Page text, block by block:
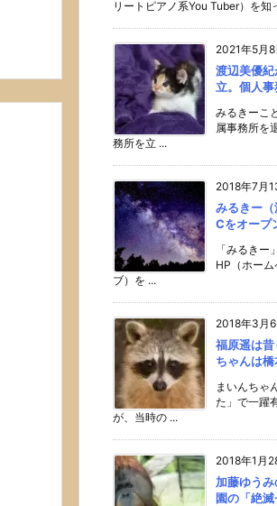
リートピアノ系You Tuber）を知
2021年5月8
渡辺美優
立。個人
みるきーこ
属事務所を
務所を立 ...
2018年7月
みるきー
Cをオープ
「みるき
HP（ホー
ブ）を ...
2018年3月6
福原遥は
ちゃんは
まいんちゃ
た」で一躍
が、当時の ...
2018年1月
加藤ゆう
園の「絶